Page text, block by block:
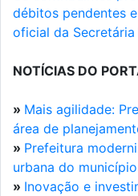
débitos pendentes
oficial da Secretária
NOTÍCIAS DO
» Mais agilidade:
área de
» Prefeitura
urbana do município
» Inovação e